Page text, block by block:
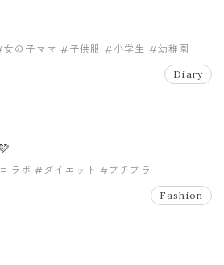
の子ママ #子供服 #小学生 #幼稚園
Diary
ラボ #ダイエット #プチプラ
Fashion